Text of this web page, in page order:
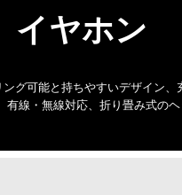
イヤホン
グ可能と持ちやすいデザイン
線・無線対応、折り畳み式の